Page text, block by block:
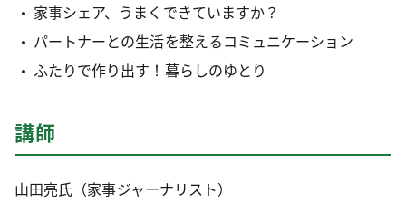
家事シェア、うまくできていますか？
パートナーとの生活を整えるコミュニケーション
ふたりで作り出す！暮らしのゆとり
講師
山田亮氏（家事ジャーナリスト）